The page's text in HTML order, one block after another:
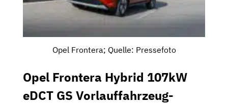
Opel Frontera; Quelle: Pressefoto
Opel Frontera Hybrid 107kW
eDCT GS Vorlauffahrzeug-